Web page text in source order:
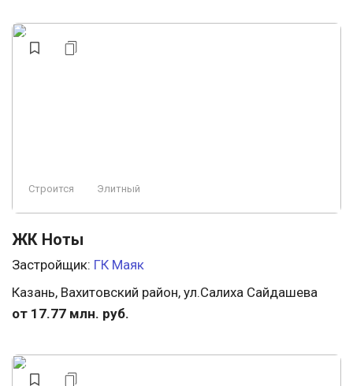
Строится Элитный
ЖК Ноты
Застройщик: ГК Маяк
Казань, Вахитовский район, ул.Салиха Сайдашева
от 17.77 млн. руб.